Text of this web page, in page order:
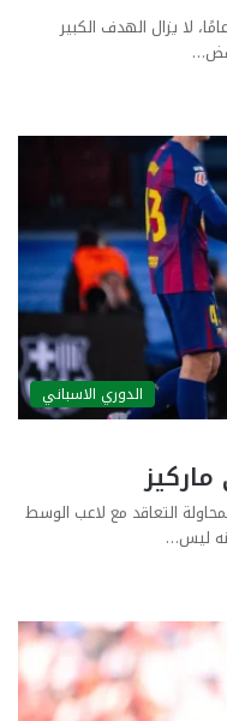
رودري، لاعب وسط إسباني يبلغ من العمر 30 عامًا، لا يزال الهدف الكبير
الدوري الاسباني
التعاقد مع لاعب الوسط
ليس…